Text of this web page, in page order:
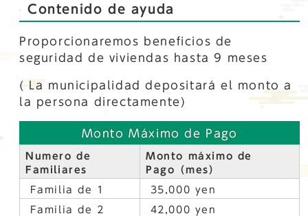
Contenido de ayuda
Proporcionaremos beneficios de
seguridad de viviendas hasta 9 meses
( La municipalidad depositará el monto a
la persona directamente)
Monto Máximo de Pago
Numero de
Familiares
Monto máximo de
Pago（mes）
Familia de 1 35,000 yen
Familia de 2 42,000 yen